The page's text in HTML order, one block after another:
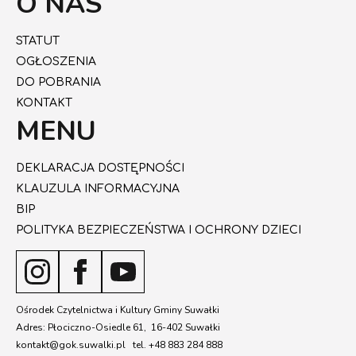
STATUT
OGŁOSZENIA
DO POBRANIA
KONTAKT
MENU
DEKLARACJA DOSTĘPNOŚCI
KLAUZULA INFORMACYJNA
BIP
POLITYKA BEZPIECZEŃSTWA I OCHRONY DZIECI
Ośrodek Czytelnictwa i Kultury Gminy Suwałki
Adres: Płociczno-Osiedle 61, 16-402 Suwałki
kontakt@gok.suwalki.pl tel. +48 883 284 888